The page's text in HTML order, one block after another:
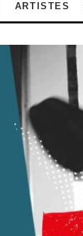
ARTISTES